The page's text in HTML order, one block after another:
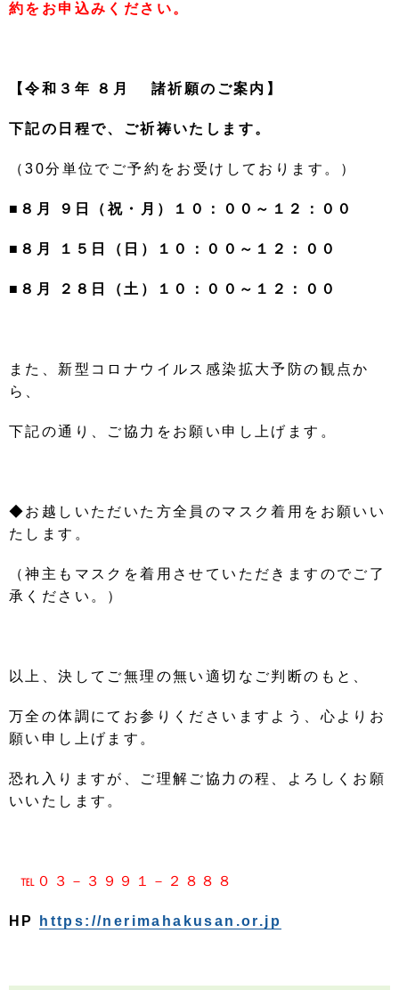
約をお申込みください。
【令和３年 ８月 諸祈願のご案内】
下記の日程で、ご祈祷いたします。
（30分単位でご予約をお受けしております。）
■８月 ９日（祝・月）１０：００～１２：００
■８月 １５日（日）１０：００～１２：００
■８月 ２８日（土 ）１０：００～１２：００
また、新型コロナウイルス感染拡大予防の観点か
ら、
下記の通り、ご協力をお願い申し上げます。
◆お越しいただいた方全員のマスク着用をお願いい
たします。
（神主もマスクを着用させていただきますのでご了
承ください。）
以上、決してご無理の無い適切なご判断のもと、
万全の体調にてお参りくださいますよう、心よりお
願い申し上げます。
恐れ入りますが、ご理解ご協力の程、よろしくお願
いいたします。
℡０３－３９９１－２８８８
HP https://nerimahakusan.or.jp